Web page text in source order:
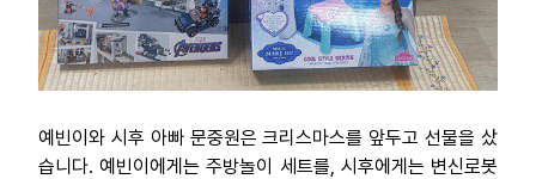
예빈이와 시후 아빠 문중원은 크리스마스를 앞두고 선물을 샀
습니다. 예빈이에게는 주방놀이 세트를, 시후에게는 변신로봇